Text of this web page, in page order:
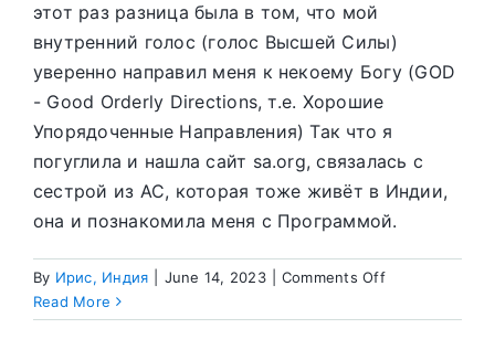
этот раз разница была в том, что мой
внутренний голос (голос Высшей Силы)
уверенно направил меня к некоему Богу (GOD
- Good Orderly Directions, т.е. Хорошие
Упорядоченные Направления) Так что я
погуглила и нашла сайт sa.org, связалась с
сестрой из АС, которая тоже живёт в Индии,
она и познакомила меня с Программой.
By Ирис, Индия June 14, 2023 Comments Offon
и
Read More